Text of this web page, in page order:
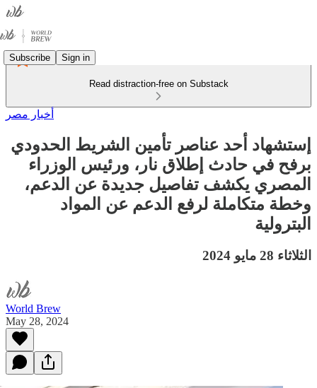
Subscribe Sign in
Read distraction-free on Substack
أخبار مصر
إستشهاد أحد عناصر تأمين الشريط الحدودي
برفح في حادث إطلاق نار، ورئيس الوزراء
المصري يكشف تفاصيل جديدة عن الدعم،
وخطة متكاملة لرفع الدعم عن المواد
البترولية
الثلاثاء 28 مايو 2024
World Brew
May 28, 2024